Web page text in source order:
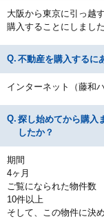
大阪から東京に引っ越
購入することにしました
不動産を購入するに
インターネット（藤和
探し始めてから購入
したか？
期間
4ヶ月
ご覧になられた物件数
10件以上
そして、この物件に決